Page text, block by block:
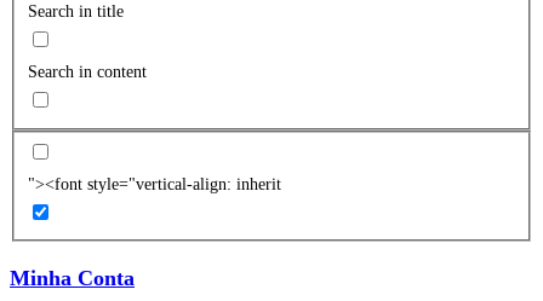
Search in title
Search in content
"><font style="vertical-align: inherit
Minha Conta